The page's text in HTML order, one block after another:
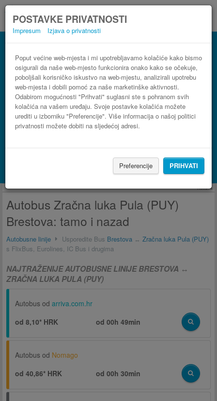
POSTAVKE PRIVATNOSTI
Impresum Izjava o privatnosti
Poput većine web-mjesta i mi upotrebljavamo kolačiće kako bismo
osigurali da naše web-mjesto funkcionira onako kako se očekuje,
poboljšali korisničko iskustvo na web-mjestu, analizirali upotrebu
web-mjesta i dobili pomoć za naše marketinške aktivnosti.
Odabirom mogućnosti "Prihvati" suglasni ste s pohranom svih
kolačića na vašem uređaju. Svoje postavke kolačića možete
urediti u izborniku "Preferencije". Više informacija o našoj politici
privatnosti možete dobiti na sljedećoj adresi.
Preferencije PRIHVATI
Autobus Brestova Zračna luka Pula (PUY)
3 koraka do najpovoljnije autobusne karte
Potraži smještaj s Booking.com
Reklama
Autobus Zračna luka Pula (PUY)
Brestova: tamo i nazad
Autobusne linije Usporedite Bus Brestova ↔ Zračna luka Pula (PUY)
s FlixBus, Eurolines, IC Bus i drugima
NAJTRAŽENIJE AUTOBUSNE LINIJE BRESTOVA ↔
ZRAČNA LUKA PULA (PUY)
Autobus od arriva.com.hr
od 8,10* HRK
od00h 49min
Autobus od Nomago
od 40,86* HRK
od00h 30min